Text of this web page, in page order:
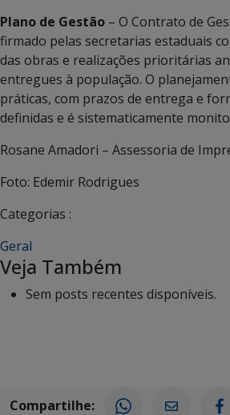
Plano de Gestão – O Contrato de
firmado pelas secretarias estaduais
das obras e realizações prioritárias
entregues à população. O
práticas, com prazos de entrega e
definidas e é sistematicamente
Rosane Amadori – Assessoria de
Foto: Edemir Rodrigues
Categorias :
Geral
Veja Também
Sem posts recentes disponíveis.
Compartilhe: